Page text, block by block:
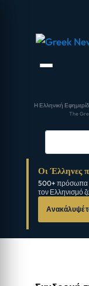
Η Ελληνική
The
Οι Έλληνες
500+ πρόσωπα
τον Ελληνισμό
Ανακάλυψέ